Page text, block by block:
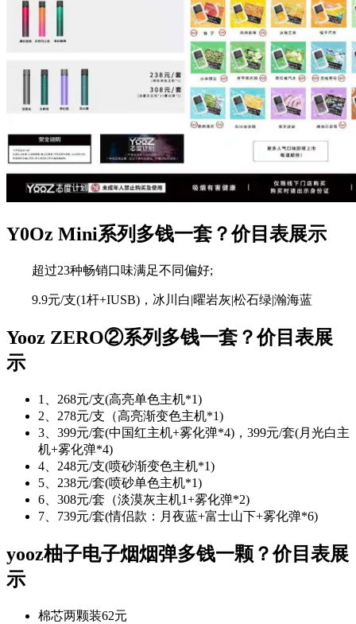
Y0Oz Mini系列多钱一套？价目表展示
超过23种畅销口味满足不同偏好;
9.9元/支(1杆+IUSB)，冰川白|曜岩灰|松石绿|瀚海蓝
Yooz ZERO②系列多钱一套？价目表展
示
1、268元/支(高亮单色主机*1)
2、278元/支（高亮渐变色主机*1)
3、399元/套(中国红主机+雾化弹*4)，399元/套(月光白主
机+雾化弹*4)
4、248元/支(喷砂渐变色主机*1)
5、238元/套(喷砂单色主机*1)
6、308元/套（淡漠灰主机1+雾化弹*2)
7、739元/套(情侣款：月夜蓝+富士山下+雾化弹*6)
yooz柚子电子烟烟弹多钱一颗？价目表展
示
棉芯两颗装62元